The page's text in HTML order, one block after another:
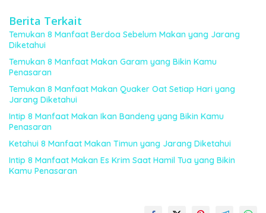
Berita Terkait
Temukan 8 Manfaat Berdoa Sebelum Makan yang Jarang
Diketahui
Temukan 8 Manfaat Makan Garam yang Bikin Kamu
Penasaran
Temukan 8 Manfaat Makan Quaker Oat Setiap Hari yang
Jarang Diketahui
Intip 8 Manfaat Makan Ikan Bandeng yang Bikin Kamu
Penasaran
Ketahui 8 Manfaat Makan Timun yang Jarang Diketahui
Intip 8 Manfaat Makan Es Krim Saat Hamil Tua yang Bikin
Kamu Penasaran